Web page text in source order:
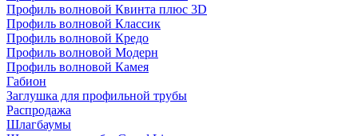
Профиль волновой Квинта плюс 3D
Профиль волновой Классик
Профиль волновой Кредо
Профиль волновой Модерн
Профиль волновой Камея
Габион
Заглушка для профильной трубы
Распродажа
Шлагбаумы